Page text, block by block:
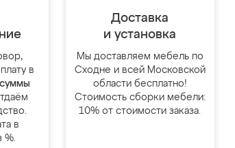
в
в
%.
Доставка
и установка
Мы доставляем мебель по
Сходне и всей Московской
области бесплатно!
Стоимость сборки мебели:
10% от стоимости заказа.